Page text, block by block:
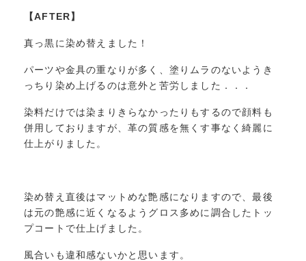
【AFTER】
真っ黒に染め替えました！
パーツや金具の重なりが多く、塗りムラのないようき
っちり染め上げるのは意外と苦労しました．．．
染料だけでは染まりきらなかったりもするので顔料も
併用しておりますが、革の質感を無くす事なく綺麗に
仕上がりました。
染め替え直後はマットめな艶感になりますので、最後
は元の艶感に近くなるようグロス多めに調合したトッ
プコートで仕上げました。
風合いも違和感ないかと思います。